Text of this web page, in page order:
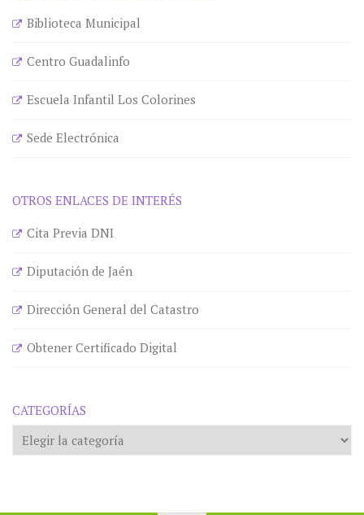
Biblioteca Municipal
Centro Guadalinfo
Escuela Infantil Los Colorines
Sede Electrónica
OTROS ENLACES DE INTERÉS
Cita Previa DNI
Diputación de Jaén
Dirección General del Catastro
Obtener Certificado Digital
CATEGORÍAS
Categorías